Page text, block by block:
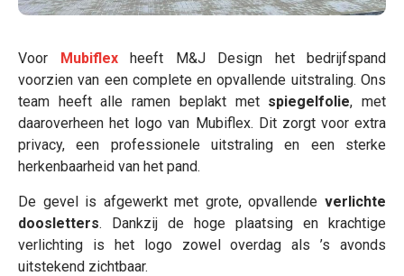
Voor Mubiflexheeft M&J Design het bedrijfspand
voorzien van een complete en opvallende uitstraling. Ons
team heeft alle ramen beplakt met spiegelfolie, met
daaroverheen het logo van Mubiflex. Dit zorgt voor extra
privacy, een professionele uitstraling en een sterke
herkenbaarheid van het pand.
De gevel is afgewerkt met grote, opvallende verlichte
doosletters. Dankzij de hoge plaatsing en krachtige
verlichting is het logo zowel overdag als ’s avonds
uitstekend zichtbaar.